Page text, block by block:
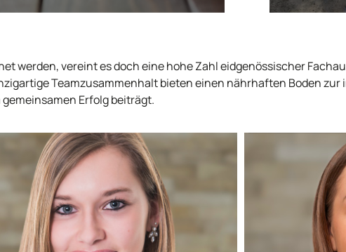
werden, vereint es doch eine hohe Zahl eidgenössischer
Teamzusammenhalt bieten einen nährhaften Boden
Erfolg beiträgt.